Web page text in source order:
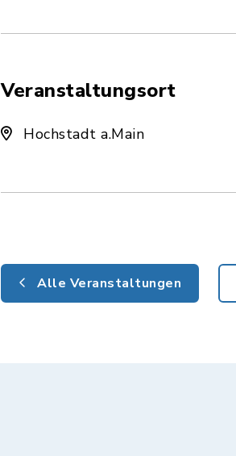
Veranstaltungsort
Hochstadt a.Main
Alle Veranstaltungen